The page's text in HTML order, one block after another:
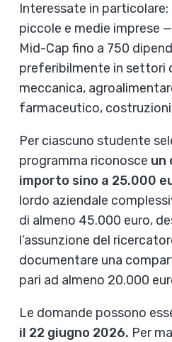
Interessate in
piccole e medie imprese
Mid-Cap fino a 750
preferibilmente in settori
meccanica,
farmaceutico,
Per ciascuno studente
programma riconosce un
importo sino a 25.000
lordo aziendale
di almeno 45.000 euro,
l’assunzione del
documentare una
pari ad almeno 20.000
Le domande possono
il 22 giugno 2026. Per